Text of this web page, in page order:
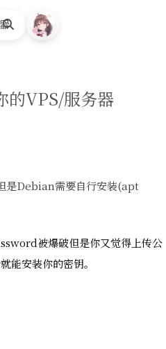
VPS/服务器
Debian需要自行安装(apt
被爆破但是你又觉得上传公
安装你的密钥。